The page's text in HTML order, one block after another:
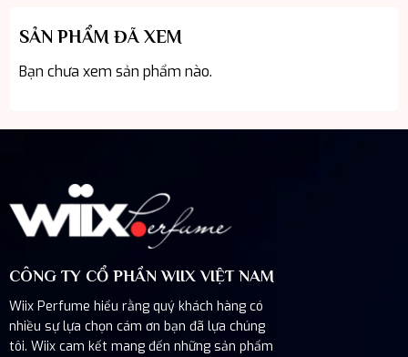
SẢN PHẨM ĐÃ XEM
Bạn chưa xem sản phẩm nào.
CÔNG TY CỔ PHẦN WIIX VIỆT NAM
Wiix Perfume hiểu rằng quý khách hàng có
nhiều sự lựa chọn cám ơn bạn đã lựa chúng
tôi. Wiix cam kết mang đến những sản phẩm